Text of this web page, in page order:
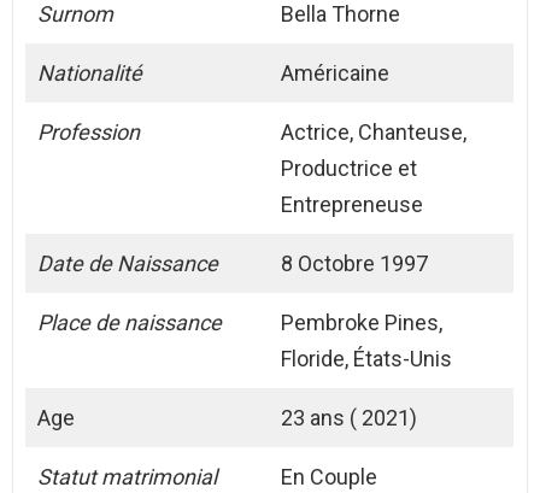
Surnom Bella Thorne
Nationalité Américaine
Profession
Actrice, Chanteuse,
Productrice et
Entrepreneuse
Date de Naissance 8 Octobre 1997
Place de naissance
Pembroke Pines,
Floride, États-Unis
Age 23 ans ( 2021)
Statut matrimonial En Couple